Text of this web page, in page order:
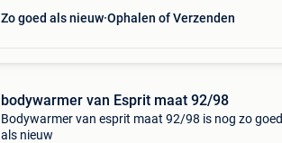
Zo goed als nieuw Ophalen of Verzenden
bodywarmer van Esprit maat 92/98
Bodywarmer van esprit maat 92/98 is nog zo goed
als nieuw